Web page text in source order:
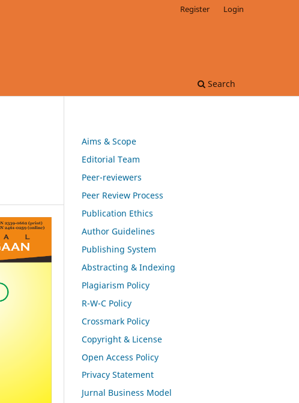
Search
Register Login
Aims & Scope
Editorial Team
Peer-reviewers
Peer Review Process
Publication Ethics
Author Guidelines
Publishing System
Abstracting & Indexing
Plagiarism Policy
R-W-C Policy
Crossmark Policy
Copyright & License
Open Access Policy
Privacy Statement
Jurnal Business Model